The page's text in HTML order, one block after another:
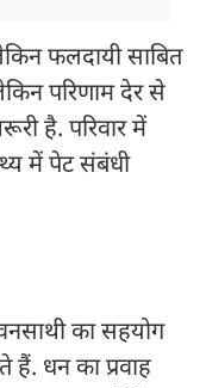
फलदायी साबित
परिणाम देर से
है. परिवार में
में पेट संबंधी
का सहयोग
हैं. धन का प्रवाह